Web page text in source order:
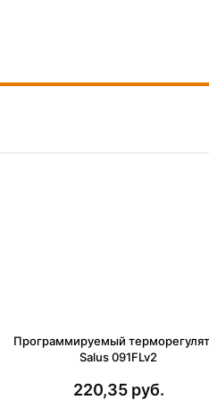
Программируемый
Salus 091FLv2
220,35 руб.